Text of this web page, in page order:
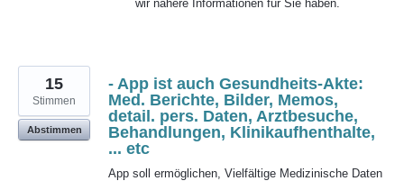
wir nähere Informationen für Sie haben.
- App ist auch Gesundheits-Akte:
Med. Berichte, Bilder, Memos,
detail. pers. Daten, Arztbesuche,
Behandlungen, Klinikaufhenthalte,
... etc
App soll ermöglichen, Vielfältige Medizinische Daten
15
Stimmen
Abstimmen